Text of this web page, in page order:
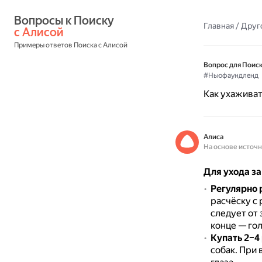
с Алисой
Примеры ответов Поиска с Алисой
Главная/
Вопрос для
#Ньюфаундленд
Как
Алиса
На основе
Для ухода
Регулярно
расчёску
следует от
конце —
Купать2–4
собак. При